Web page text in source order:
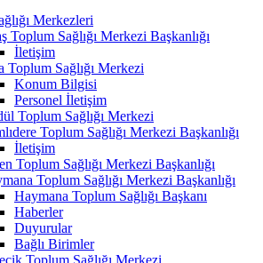
Merkezleri
Toplum Sağlığı Merkezi Başkanlığı
İletişim
Toplum Sağlığı Merkezi
Konum Bilgisi
Personel İletişim
Toplum Sağlığı Merkezi
Toplum Sağlığı Merkezi Başkanlığı
İletişim
Toplum Sağlığı Merkezi Başkanlığı
Toplum Sağlığı Merkezi Başkanlığı
Haymana Toplum Sağlığı Başkanı
Haberler
Duyurular
Bağlı Birimler
Toplum Sağlığı Merkezi